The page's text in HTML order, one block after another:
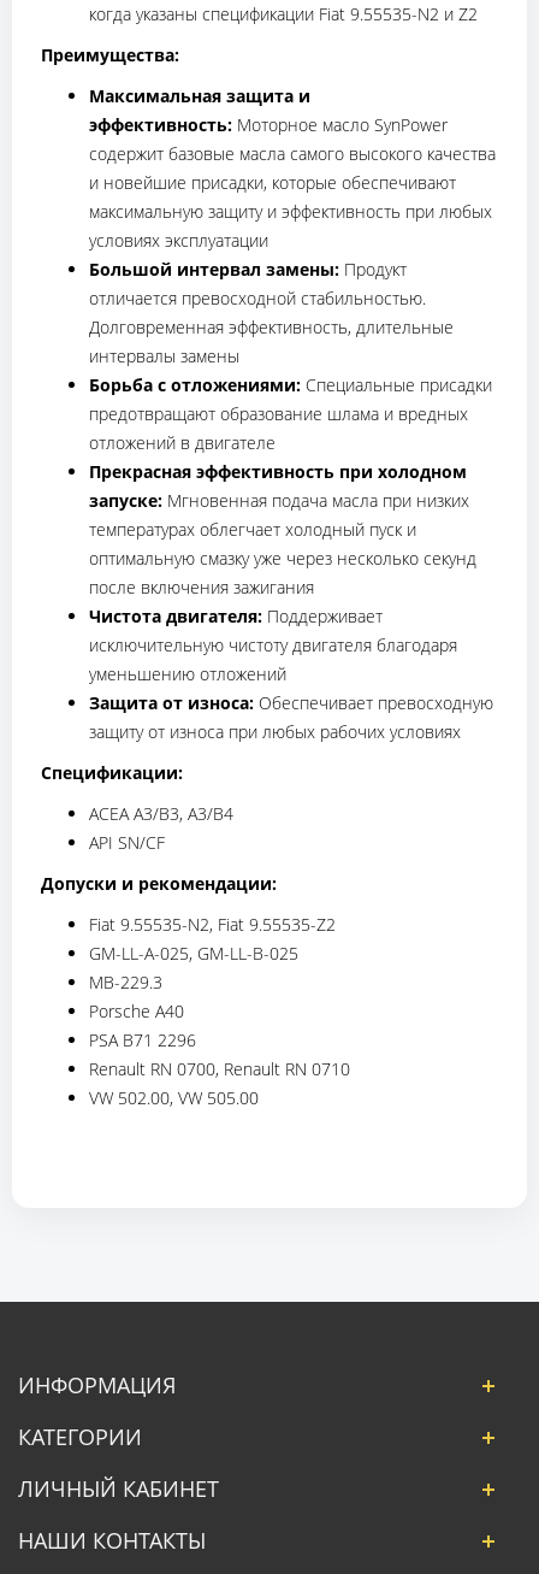
когда указаны спецификации Fiat 9.55535-N2 и Z2
Преимущества:
Максимальная защита и
эффективность: Моторное масло SynPower
содержит базовые масла самого высокого качества
и новейшие присадки, которые обеспечивают
максимальную защиту и эффективность при любых
условиях эксплуатации
Большой интервал замены: Продукт
отличается превосходной стабильностью.
Долговременная эффективность, длительные
интервалы замены
Борьба с отложениями: Специальные присадки
предотвращают образование шлама и вредных
отложений в двигателе
Прекрасная эффективность при холодном
запуске: Мгновенная подача масла при низких
температурах облегчает холодный пуск и
оптимальную смазку уже через несколько секунд
после включения зажигания
Чистота двигателя: Поддерживает
исключительную чистоту двигателя благодаря
уменьшению отложений
Защита от износа: Обеспечивает превосходную
защиту от износа при любых рабочих условиях
Спецификации:
ACEA A3/B3, A3/B4
API SN/CF
Допуски и рекомендации:
Fiat 9.55535-N2, Fiat 9.55535-Z2
GM-LL-A-025, GM-LL-B-025
MB-229.3
Porsche A40
PSA B71 2296
Renault RN 0700, Renault RN 0710
VW 502.00, VW 505.00
ИНФОРМАЦИЯ
КАТЕГОРИИ
ЛИЧНЫЙ КАБИНЕТ
НАШИ КОНТАКТЫ